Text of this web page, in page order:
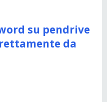
su pendrive
da